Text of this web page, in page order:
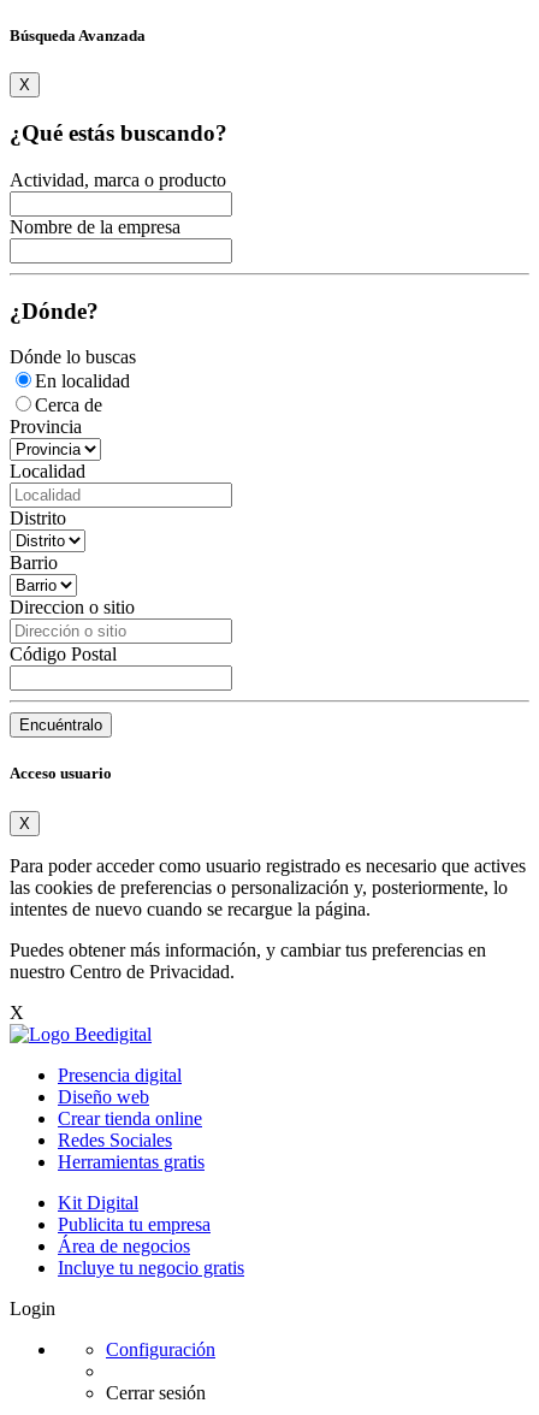
Búsqueda Avanzada
X
¿Qué estás buscando?
Actividad, marca o producto
Nombre de la empresa
¿Dónde?
Dónde lo buscas
En localidad
Cerca de
Provincia
Localidad
Distrito
Barrio
Direccion o sitio
Código Postal
Encuéntralo
Acceso usuario
X
Para poder acceder como usuario registrado es necesario que actives
las cookies de preferencias o personalización y, posteriormente, lo
intentes de nuevo cuando se recargue la página.
Puedes obtener más información, y cambiar tus preferencias en
nuestro Centro de Privacidad.
X
Presencia digital
Diseño web
Crear tienda online
Redes Sociales
Herramientas gratis
Kit Digital
Publicita tu empresa
Área de negocios
Incluye tu negocio gratis
Login
Configuración
Cerrar sesión